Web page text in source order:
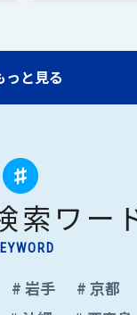
っと見る
索ワー
岩手 京都